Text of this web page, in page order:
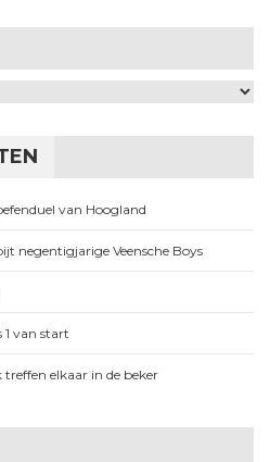
van Hoogland
negentigjarige Veensche Boys
1 van start
treffen elkaar in de beker